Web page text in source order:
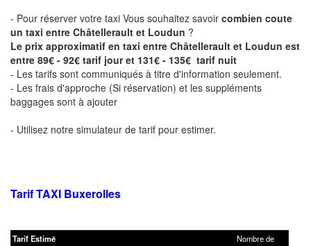
- Pour réserver votre taxi Vous souhaitez savoir combien coute
un taxi entre Châtellerault et Loudun ?
Le prix approximatif en taxi entre Châtellerault et Loudun est
entre 89€ - 92€ tarif jour et 131€ - 135€ tarif nuit
- Les tarifs sont communiqués à titre d'information seulement.
- Les frais d'approche (Si réservation) et les suppléments
baggages sont à ajouter
- Utilisez notre simulateur de tarif pour estimer.
Tarif TAXI Buxerolles
Tarif Estimé
Nombre de